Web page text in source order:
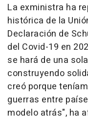
La exministra ha
histórica de la
Declaración de
del Covid-19 en
se hará de una
construyendo
creó porque
guerras entre
modelo atrás", ha